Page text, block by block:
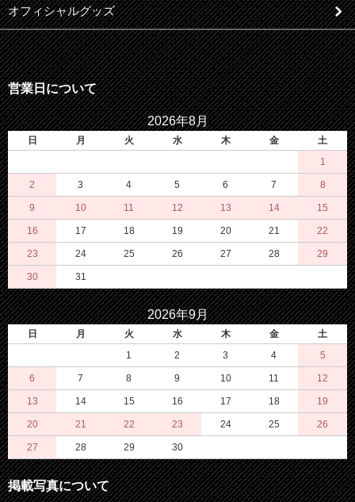
オフィシャルグッズ
営業日について
2026年8月
日 月 火 水 木 金
土
1
2 3 4 5 6 7 8
9 10 11 12 13 14 15
16 17 18 19 20 21 22
23 24 25 26 27 28 29
30 31
2026年9月
日 月 火 水 木 金
土
1
2 3 4 5
6 7 8 9 10 11 12
13 14 15 16 17 18 19
20 21 22 23 24 25 26
27 28 29 30
掲載写真について